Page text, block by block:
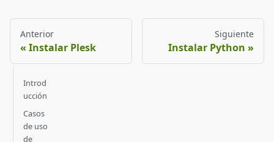
Anterior
Instalar Plesk
Siguiente
Instalar Python
Introd
ucción
Casos
de uso
de